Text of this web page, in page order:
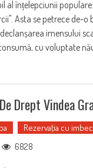
al înțelepciunii
Asta se petrece de-o
imensului
cu voluptate
Drept Vindea
Rezervaţia cu
6828